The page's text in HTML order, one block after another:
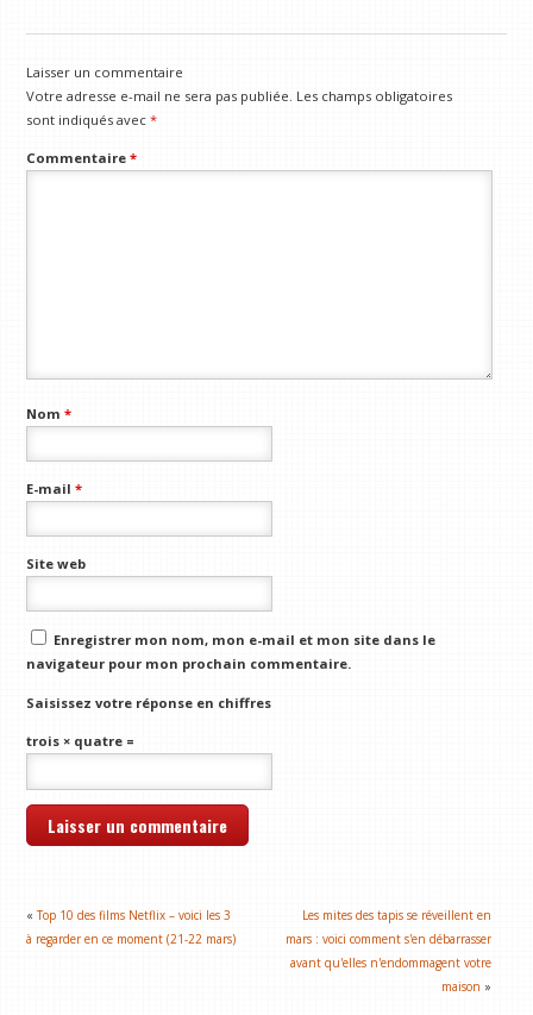
Laisser un commentaire
Votre adresse e-mail ne sera pas publiée. Les champs obligatoires
sont indiqués avec*
Commentaire*
Nom*
E-mail*
Site web
Enregistrer mon nom, mon e-mail et mon site dans le
navigateur pour mon prochain commentaire.
Saisissez votre réponse en chiffres
trois × quatre =
«Top 10 des films Netflix – voici les 3
à regarder en ce moment (21-22 mars)
Les mites des tapis se réveillent en
mars : voici comment s'en débarrasser
avant qu'elles n'endommagent votre
maison »